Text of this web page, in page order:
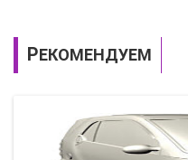
РЕКОМЕНДУЕМ